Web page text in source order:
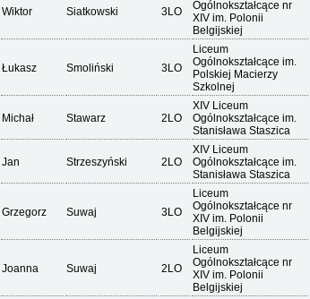
Wiktor Siatkowski 3LO
Ogólnokształcące nr
XIV im. Polonii
Belgijskiej
Łukasz Smoliński 3LO
Liceum
Ogólnokształcące im.
Polskiej Macierzy
Szkolnej
Michał Stawarz 2LO
XIV Liceum
Ogólnokształcące im.
Stanisława Staszica
Jan Strzeszyński 2LO
XIV Liceum
Ogólnokształcące im.
Stanisława Staszica
Grzegorz Suwaj 3LO
Liceum
Ogólnokształcące nr
XIV im. Polonii
Belgijskiej
Joanna Suwaj 2LO
Liceum
Ogólnokształcące nr
XIV im. Polonii
Belgijskiej